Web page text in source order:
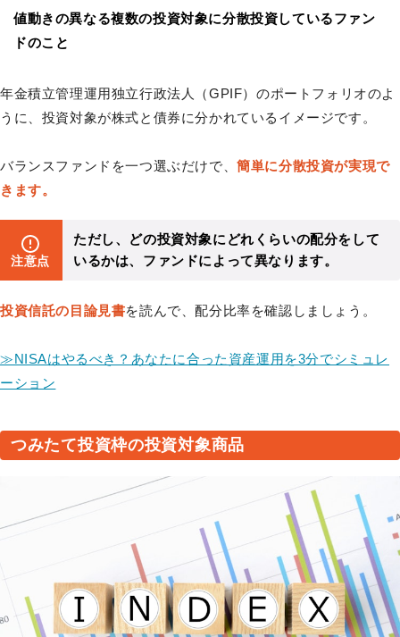
値動きの異なる複数の投資対象に分散投資しているファン
ドのこと
年金積立管理運用独立行政法人（GPIF）のポートフォリオのよ
うに、投資対象が株式と債券に分かれているイメージです。
バランスファンドを一つ選ぶだけで、簡単に分散投資が実現で
きます。
注意点
ただし、どの投資対象にどれくらいの配分をして
いるかは、ファンドによって異なります。
投資信託の目論見書を読んで、配分比率を確認しましょう。
≫NISAはやるべき？あなたに合った資産運用を3分でシミュレ
ーション
つみたて投資枠の投資対象商品